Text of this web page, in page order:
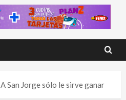
A San Jorge sólo le sirve ganar